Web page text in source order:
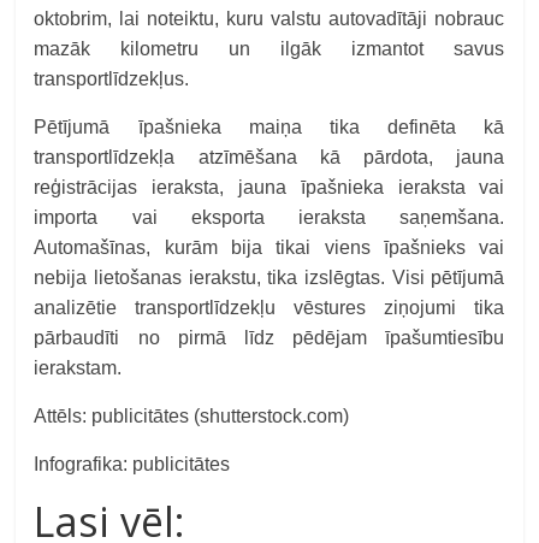
oktobrim, lai noteiktu, kuru valstu autovadītāji nobrauc
mazāk kilometru un ilgāk izmantot savus
transportlīdzekļus.
Pētījumā īpašnieka maiņa tika definēta kā
transportlīdzekļa atzīmēšana kā pārdota, jauna
reģistrācijas ieraksta, jauna īpašnieka ieraksta vai
importa vai eksporta ieraksta saņemšana.
Automašīnas, kurām bija tikai viens īpašnieks vai
nebija lietošanas ierakstu, tika izslēgtas. Visi pētījumā
analizētie transportlīdzekļu vēstures ziņojumi tika
pārbaudīti no pirmā līdz pēdējam īpašumtiesību
ierakstam.
Attēls: publicitātes (shutterstock.com)
Infografika: publicitātes
Lasi vēl: